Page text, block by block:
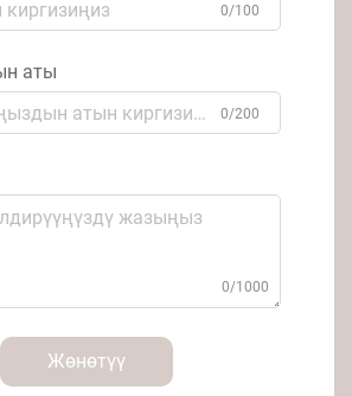
0/100
аты
0/200
0/1000
Жөнөтүү